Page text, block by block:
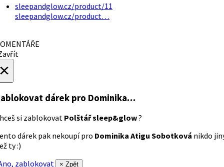
sleepandglow.cz/product/11
sleepandglow.cz/product…
dárek pro Dominika…
si zablokovat Polštář sleep&glow?
dárek pak nekoupí pro Dominika Atigu Sobotková nikdo
ty :)
zablokovat
× Zpět